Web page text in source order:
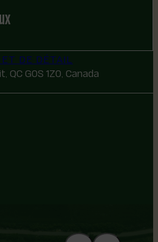
DE DÉTAIL
QC G0S 1Z0, Canada